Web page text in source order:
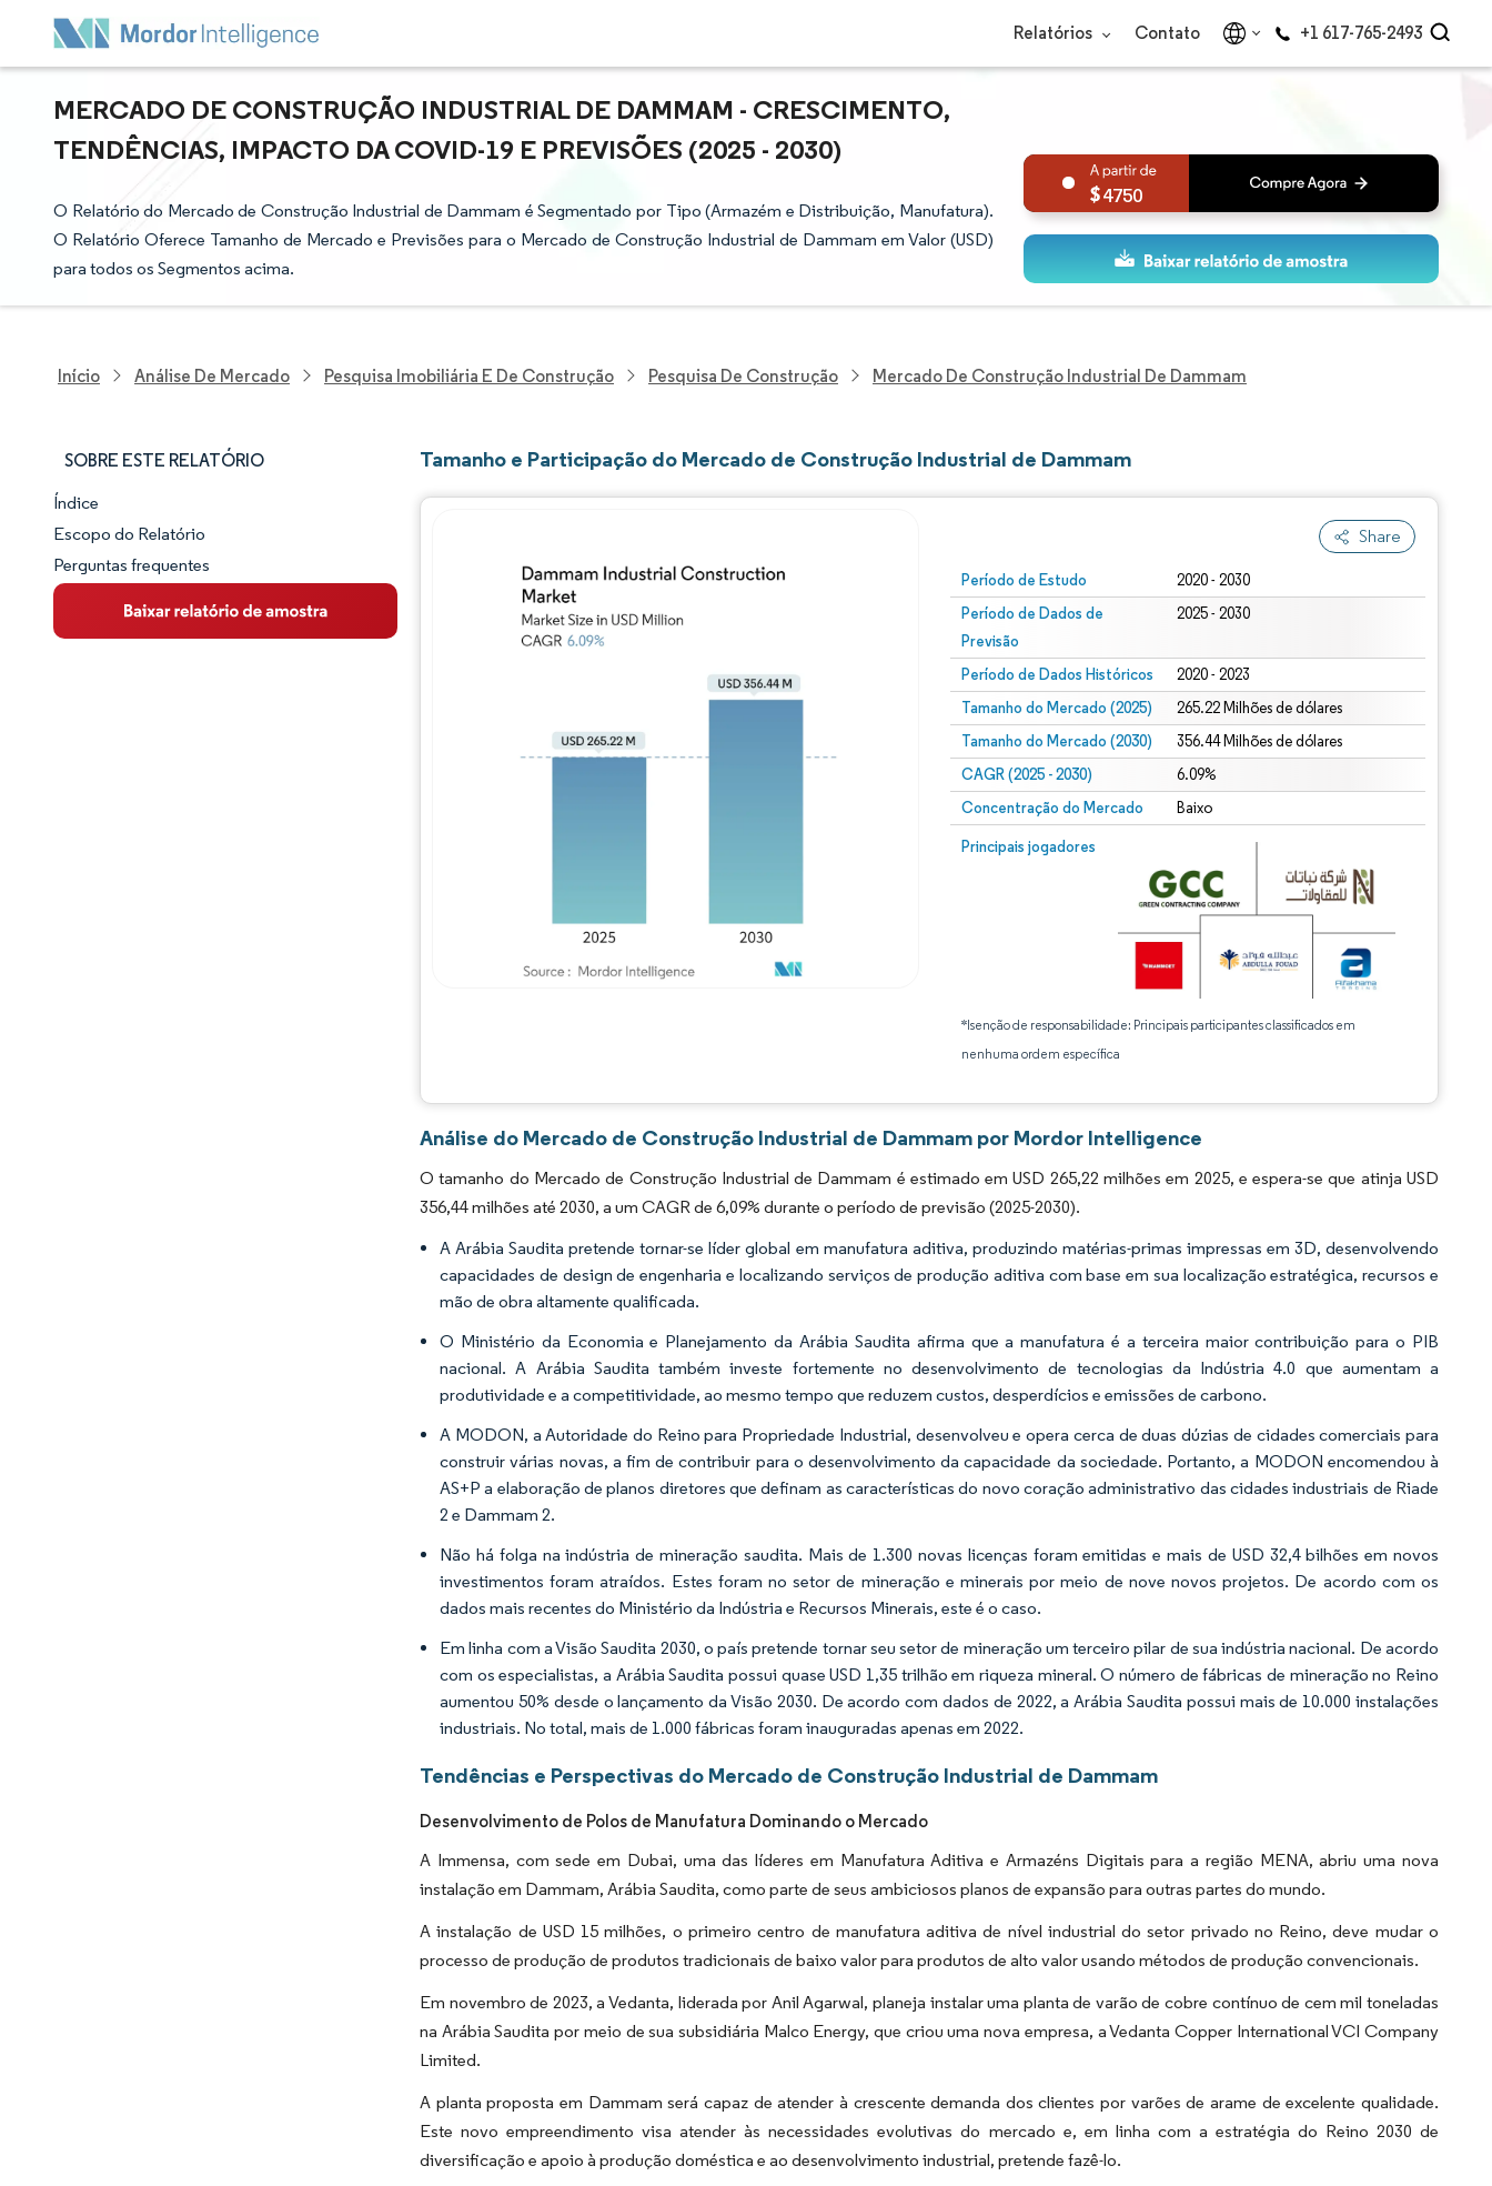
Relatórios Contato +1 617-765-2493
MERCADO DE CONSTRUÇÃO INDUSTRIAL DE DAMMAM - CRESCIMENTO,
TENDÊNCIAS, IMPACTO DA COVID-19 E PREVISÕES (2025 - 2030)
O Relatório do Mercado de Construção Industrial de Dammam é Segmentado por Tipo (Armazém e Distribuição, Manufatura).
O Relatório Oferece Tamanho de Mercado e Previsões para o Mercado de Construção Industrial de Dammam em Valor (USD)
para todos os Segmentos acima.
4750
Início Análise De Mercado Pesquisa Imobiliária E De Construção Pesquisa De Construção Mercado De Construção Industrial De Dammam
SOBRE ESTE RELATÓRIO
Panorama do Mercado
Visão Geral do Mercado
Principais Tendências de Mercado
Índice
Escopo do Relatório
Perguntas frequentes
Tamanho e Participação do Mercado de Construção Industrial de Dammam
Share
Período de Estudo 2020 - 2030
Período de Dados de
Previsão
2025 - 2030
Período de Dados Históricos 2020 - 2023
Tamanho do Mercado (2025) 265.22 Milhões de dólares
Tamanho do Mercado (2030) 356.44 Milhões de dólares
CAGR (2025 - 2030) 6.09%
Concentração do Mercado Baixo
Principais jogadores
*Isenção de responsabilidade: Principais participantes classificados em
nenhuma ordem específica
Análise do Mercado de Construção Industrial de Dammam por Mordor Intelligence
O tamanho do Mercado de Construção Industrial de Dammam é estimado em USD 265,22 milhões em 2025, e espera-se que atinja USD
356,44 milhões até 2030, a um CAGR de 6,09% durante o período de previsão (2025-2030).
A Arábia Saudita pretende tornar-se líder global em manufatura aditiva, produzindo matérias-primas impressas em 3D, desenvolvendo
capacidades de design de engenharia e localizando serviços de produção aditiva com base em sua localização estratégica, recursos e
mão de obra altamente qualificada.
O Ministério da Economia e Planejamento da Arábia Saudita afirma que a manufatura é a terceira maior contribuição para o PIB
nacional. A Arábia Saudita também investe fortemente no desenvolvimento de tecnologias da Indústria 4.0 que aumentam a
produtividade e a competitividade, ao mesmo tempo que reduzem custos, desperdícios e emissões de carbono.
A MODON, a Autoridade do Reino para Propriedade Industrial, desenvolveu e opera cerca de duas dúzias de cidades comerciais para
construir várias novas, a fim de contribuir para o desenvolvimento da capacidade da sociedade. Portanto, a MODON encomendou à
AS+P a elaboração de planos diretores que definam as características do novo coração administrativo das cidades industriais de Riade
2 e Dammam 2.
Não há folga na indústria de mineração saudita. Mais de 1.300 novas licenças foram emitidas e mais de USD 32,4 bilhões em novos
investimentos foram atraídos. Estes foram no setor de mineração e minerais por meio de nove novos projetos. De acordo com os
dados mais recentes do Ministério da Indústria e Recursos Minerais, este é o caso.
Em linha com a Visão Saudita 2030, o país pretende tornar seu setor de mineração um terceiro pilar de sua indústria nacional. De acordo
com os especialistas, a Arábia Saudita possui quase USD 1,35 trilhão em riqueza mineral. O número de fábricas de mineração no Reino
aumentou 50% desde o lançamento da Visão 2030. De acordo com dados de 2022, a Arábia Saudita possui mais de 10.000 instalações
industriais. No total, mais de 1.000 fábricas foram inauguradas apenas em 2022.
Tendências e Perspectivas do Mercado de Construção Industrial de Dammam
Desenvolvimento de Polos de Manufatura Dominando o Mercado
A Immensa, com sede em Dubai, uma das líderes em Manufatura Aditiva e Armazéns Digitais para a região MENA, abriu uma nova
instalação em Dammam, Arábia Saudita, como parte de seus ambiciosos planos de expansão para outras partes do mundo.
A instalação de USD 15 milhões, o primeiro centro de manufatura aditiva de nível industrial do setor privado no Reino, deve mudar o
processo de produção de produtos tradicionais de baixo valor para produtos de alto valor usando métodos de produção convencionais.
Em novembro de 2023, a Vedanta, liderada por Anil Agarwal, planeja instalar uma planta de varão de cobre contínuo de cem mil toneladas
na Arábia Saudita por meio de sua subsidiária Malco Energy, que criou uma nova empresa, a Vedanta Copper International VCI Company
Limited.
A planta proposta em Dammam será capaz de atender à crescente demanda dos clientes por varões de arame de excelente qualidade.
Este novo empreendimento visa atender às necessidades evolutivas do mercado e, em linha com a estratégia do Reino 2030 de
diversificação e apoio à produção doméstica e ao desenvolvimento industrial, pretende fazê-lo.